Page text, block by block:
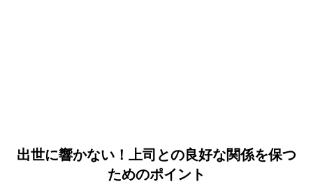
出世に響かない！上司との良好な関係を保つ
ためのポイント